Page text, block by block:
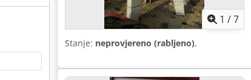
1 /7
Stanje: neprovjereno (rabljeno),